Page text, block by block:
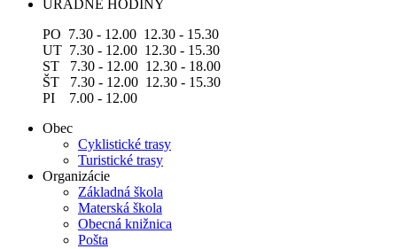
ÚRADNÉ HODINY
PO 7.30 - 12.00 12.30 - 15.30
UT 7.30 - 12.00 12.30 - 15.30
ST 7.30 - 12.00 12.30 - 18.00
ŠT 7.30 - 12.00 12.30 - 15.30
PI 7.00 - 12.00
Obec
Cyklistické trasy
Turistické trasy
Organizácie
Základná škola
Materská škola
Obecná knižnica
Pošta